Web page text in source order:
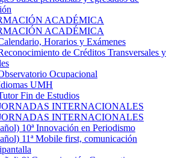
ACADÉMICA
ACADÉMICA
Horarios y Exámenes
de Créditos Transversales y
Ocupacional
UMH
Fin de Estudios
INTERNACIONALES
INTERNACIONALES
10ª Innovación en Periodismo
11ª Mobile first, comunicación